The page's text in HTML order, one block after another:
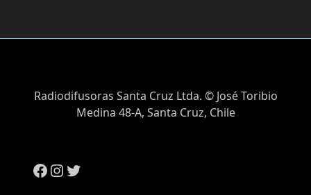
Radiodifusoras Santa Cruz Ltda. © José Toribio
Medina 48-A, Santa Cruz, Chile
Facebook
Instagram
Twitter